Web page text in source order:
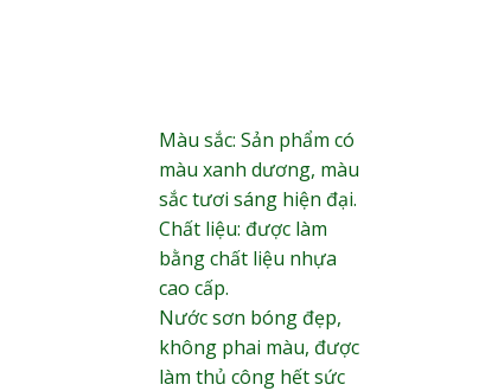
Màu sắc: Sản phẩm có
màu xanh dương, màu
sắc tươi sáng hiện đại.
Chất liệu: được làm
bằng chất liệu nhựa
cao cấp.
Nước sơn bóng đẹp,
không phai màu, được
làm thủ công hết sức